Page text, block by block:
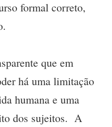
formal correto,
que em
há uma limitação
humana e uma
dos sujeitos. A